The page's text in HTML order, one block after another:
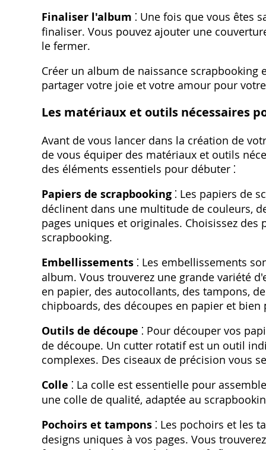
Finaliser l'album ⁚ Une fois que vous êtes
finaliser. Vous pouvez ajouter une
le fermer.
Créer un album de naissance
partager votre joie et votre amour pour
Les matériaux et outils nécessaires
Avant de vous lancer dans la création de
de vous équiper des matériaux et outils
des éléments essentiels pour débuter ⁚
Papiers de scrapbooking ⁚ Les papiers de
déclinent dans une multitude de couleurs,
pages uniques et originales. Choisissez
scrapbooking.
Embellissements ⁚ Les embellissements
album. Vous trouverez une grande variété
en papier, des autocollants, des tampons,
chipboards, des découpes en papier et bien
Outils de découpe ⁚ Pour découper vos
de découpe. Un cutter rotatif est un outil
complexes. Des ciseaux de précision vous
Colle ⁚ La colle est essentielle pour
une colle de qualité, adaptée au
Pochoirs et tampons ⁚ Les pochoirs et les
designs uniques à vos pages. Vous